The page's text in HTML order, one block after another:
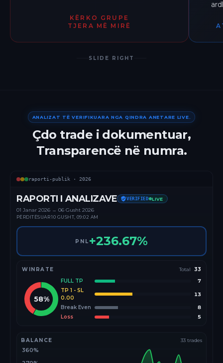
KËRKO GRUPE
TJERA MË MIRË
SLIDE RIGHT
ANALIZAT TË VERIFIKUARA NGA QINDRA ANETARE LIVE.
Çdo trade i dokumentuar,
Transparencë në numra.
raporti-publik · 2026
RAPORTI I ANALIZAVE VERIFIED LIVE
01 Janar 2026 → 06 Gusht 2026
PËRDITËSUAR10 GUSHT, 09:02 AM
PNL +236.67%
WINRATE Total 33
58%
FULL TP
7
TP 1 - SL
0.00
13
Break Even
8
Loss
5
BALANCE 33 trades
360%